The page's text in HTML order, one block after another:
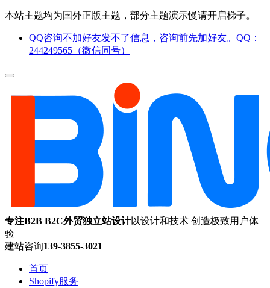
本站主题均为国外正版主题，部分主题演示慢请开启梯子。
QQ咨询不加好友发不了信息，咨询前先加好友。QQ：
244249565（微信同号）
专注B2B B2C外贸独立站设计以设计和技术 创造极致用户体
验
建站咨询139-3855-3021
首页
Shopify服务